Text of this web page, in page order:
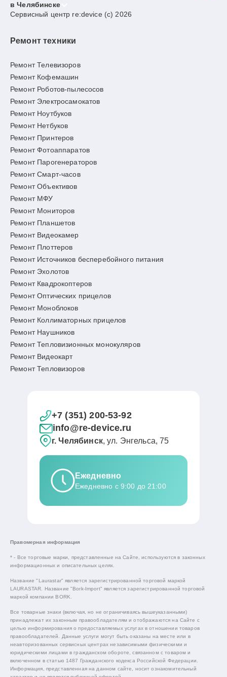
в Челябинске
Сервисный центр re:device (c) 2026
Ремонт техники
Ремонт Телевизоров
Ремонт Кофемашин
Ремонт Роботов-пылесосов
Ремонт Электросамокатов
Ремонт Ноутбуков
Ремонт Нетбуков
Ремонт Принтеров
Ремонт Фотоаппаратов
Ремонт Парогенераторов
Ремонт Смарт-часов
Ремонт Объективов
Ремонт МФУ
Ремонт Мониторов
Ремонт Планшетов
Ремонт Видеокамер
Ремонт Плоттеров
Ремонт Источников бесперебойного питания
Ремонт Эхолотов
Ремонт Квадрокоптеров
Ремонт Оптических прицелов
Ремонт Моноблоков
Ремонт Коллиматорных прицелов
Ремонт Наушников
Ремонт Тепловизионных монокуляров
Ремонт Видеокарт
Ремонт Тепловизоров
+7 (351) 200-53-92
info@re-device.ru
г. Челябинск, ул. Энгельса, 75
Ежедневно
Ежедневно с 9:00 до 21:00
Правомерная информация
* - Все торговые марки, представленные на Сайте, используются в законных
информационных и описательных целях.
Название "Laurastar" является зарегистрированной торговой маркой
LAURASTAR. Название "Bork-Import" является зарегистрированной торговой
маркой компании BORK.
Все товарные знаки (включая, но не ограничиваясь вышеуказанными)
принадлежат их законным правообладателям и отображаются на Сайте с
целью информирования о предоставляемых услугах в отношении товаров
правообладателей. Данные услуги могут быть оказаны на месте или в
неавторизованных сервисных центрах независимыми физическими и
юридическими лицами в гражданском обороте, связанном с товаром и
включенном в статью 1487 Гражданского кодекса Российской Федерации.
Информация, представленная на данном сайте, носит ознакомительный